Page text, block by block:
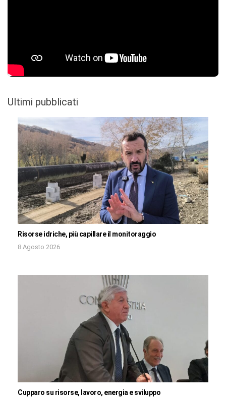
Ultimi pubblicati
Risorse idriche, più capillare il monitoraggio
8 Agosto 2026
Cupparo su risorse, lavoro, energia e sviluppo